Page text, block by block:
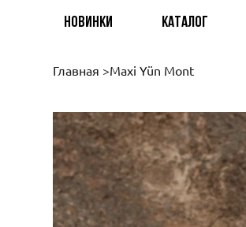
НОВИНКИ КАТАЛОГ
Главная >Maxi Yün Mont